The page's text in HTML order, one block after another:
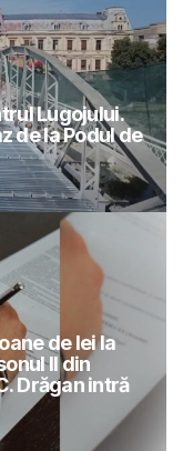
Lugojului.
de la Podul de
de lei la
II din
Drăgan intră